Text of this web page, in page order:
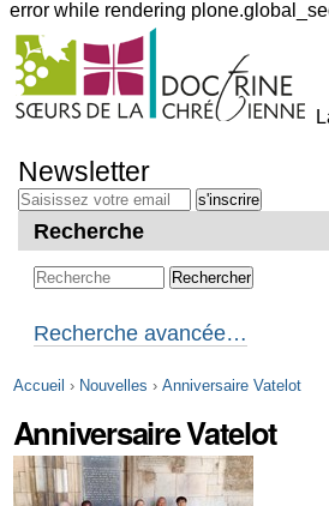
error while rendering
Outils
personnels
au
contenu.
Aller
navigation
Newsletter
Recherche
Recherche avancée…
Accueil › Nouvelles › Anniversaire Vatelot
Anniversaire Vatelot